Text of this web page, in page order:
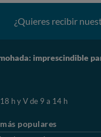
¿Quieres recibir
imprescindible
h y V de 9 a 14 h
populares